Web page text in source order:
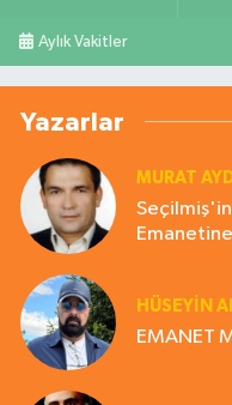
Aylık Vakitler
Yazarlar
MURAT
HÜSEYIN
EMANET